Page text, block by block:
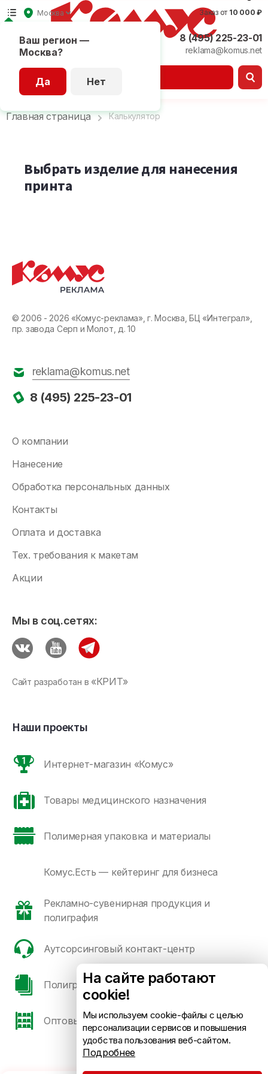
Москва
Ваш регион —
Москва?
Да Нет
Заказ от 10 000 ₽
8 (495) 225-23-01
reklama@komus.net
Главная страница Калькулятор
Выбрать изделие для нанесения
принта
© 2006 - 2026 «Комус-реклама», г. Москва, БЦ «Интеграл»,
пр. завода Серп и Молот, д. 10
reklama@komus.net
8 (495) 225-23-01
О компании
Нанесение
Обработка персональных данных
Контакты
Оплата и доставка
Тех. требования к макетам
Акции
Мы в соц.сетях:
Сайт разработан в «КРИТ»
Наши проекты
Интернет-магазин «Комус»
Товары медицинского назначения
Полимерная упаковка и материалы
Комус.Есть — кейтеринг для бизнеса
Рекламно-сувенирная продукция и
полиграфия
Аутсорсинговый контакт-центр
Полиграфические сорта бумаги и картона
Оптовые продажи
На сайте работают
cookie!
Мы используем cookie-файлы с целью
персонализации сервисов и повышения
удобства пользования веб-сайтом.
Подробнее